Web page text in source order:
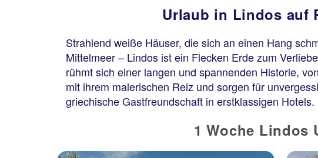
Urlaub in Lindos auf
Strahlend weiße Häuser, die sich an einen Hang
Mittelmeer – Lindos ist ein Flecken Erde zum
rühmt sich einer langen und spannenden Historie,
mit ihrem malerischen Reiz und sorgen für
griechische Gastfreundschaft in erstklassigen Hotels.
1 Woche Lindos